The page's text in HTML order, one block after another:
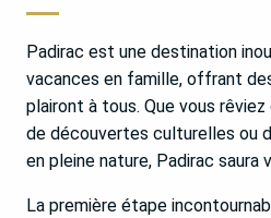
Padirac est une destination
vacances en famille, offrant
plairont à tous. Que vous rêviez
de découvertes culturelles ou
en pleine nature, Padirac saura
La première étape